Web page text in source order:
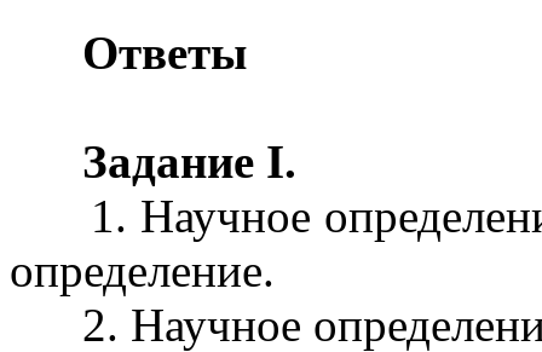
Ответы
Задание I.
1. Научное
определение.
2. Научное